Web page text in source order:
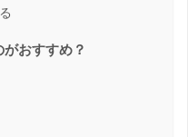
おすすめ？